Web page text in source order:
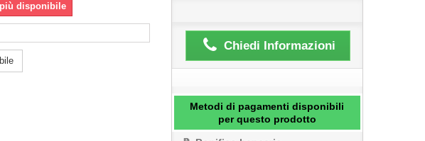
disponibile
Chiedi Informazioni
Metodi di pagamenti disponibili
per questo prodotto